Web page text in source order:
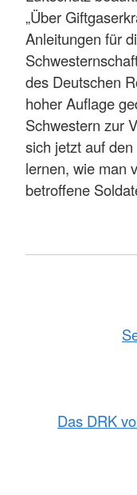
„Über
Anleitungen für
des Deutschen
hoher Auflage
Schwestern zur
sich jetzt auf
lernen, wie man
betroffene
Das DRK